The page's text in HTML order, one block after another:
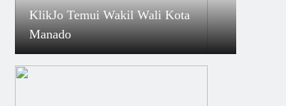
KlikJo Temui Wakil Wali Kota
Manado